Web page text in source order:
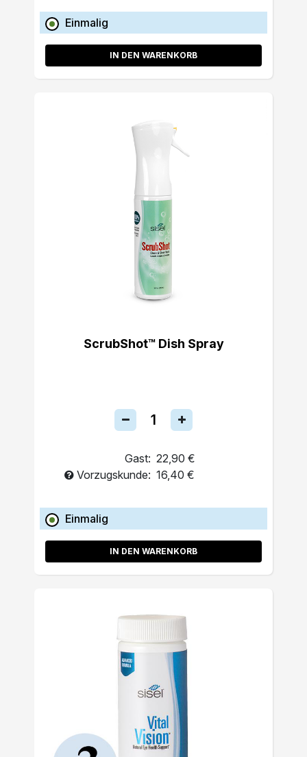
Einmalig
IN DEN WARENKORB
ScrubShot™ Dish Spray
Gast: 22,90 €
Vorzugskunde: 16,40 €
Einmalig
IN DEN WARENKORB